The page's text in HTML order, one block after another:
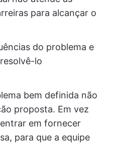
para alcançar o
do problema e
lo
bem definida não
proposta. Em vez
em fornecer
para que a equipe